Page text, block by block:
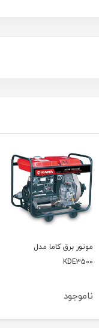
موتور برق وکسون مدل
VK9500V2
ناموجود